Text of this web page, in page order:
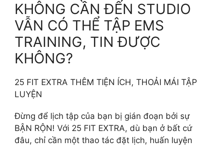
KHÔNG CẦN ĐẾN STUDIO
VẪN CÓ THỂ TẬP EMS
TRAINING, TIN ĐƯỢC
KHÔNG?
25 FIT EXTRA THÊM TIỆN ÍCH, THOẢI MÁI TẬP
LUYỆN
Đừng để lịch tập của bạn bị gián đoạn bởi sự
BẬN RỘN! Với 25 FIT EXTRA, dù bạn ở bất cứ
đâu, chỉ cần một thao tác đặt lịch, huấn luyện